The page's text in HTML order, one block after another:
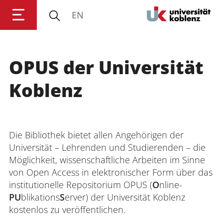
Anmelden Impressum Datenschutz
EN
OPUS der Universität
Koblenz
Die Bibliothek bietet allen Angehörigen der
Universität – Lehrenden und Studierenden – die
Möglichkeit, wissenschaftliche Arbeiten im Sinne
von Open Access in elektronischer Form über das
institutionelle Repositorium OPUS (Online-
PUblikationsServer) der Universität Koblenz
kostenlos zu veröffentlichen.